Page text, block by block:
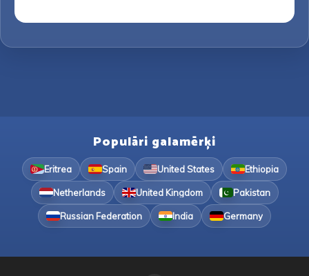
Populāri galamērķi
Eritrea Spain United States Ethiopia
Netherlands United Kingdom Pakistan
Russian Federation India Germany